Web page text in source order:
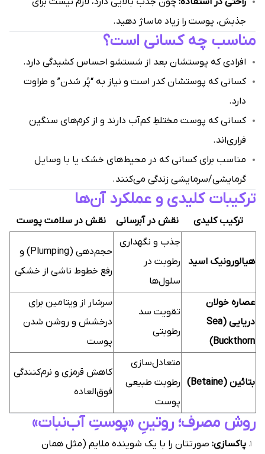
جذبش، پوست را زیاد ماساژ دهید.
مناسب چه کسانی است؟
افرادی که پوستشان بعد از شستشو احساس کشیدگی دارد.
کسانی که پوستشان کدر است و نیاز به “پُر شدن” و طراوت
دارد.
کسانی که پوست مختلطِ کم‌آب دارند و از کرم‌های سنگین
فراری‌اند.
مناسب برای کسانی که در محیط‌های خشک یا با وسایل
گرمایشی/سرمایشی زندگی می‌کنند.
ترکیبات کلیدی و عملکرد آن‌ها
ترکیب کلیدی نقش در آبرسانی نقش در سلامت پوست
هیالورونیک اسید
جذب و نگهداری
رطوبت در
سلول‌ها
حجم‌دهی (Plumping) و
رفع خطوط ناشی از خشکی
عصاره خولان
دریایی (Sea
Buckthorn)
تقویت سد
رطوبتی
سرشار از ویتامین برای
درخشش و روشن شدن
پوست
بتائین (Betaine)
متعادل‌سازی
رطوبت طبیعی
پوست
کاهش قرمزی و نرم‌کنندگی
فوق‌العاده
روش مصرف؛ روتینِ «پوستِ آب‌نبات»
پاکسازی: صورتتان را با یک شوینده ملایم (مثل همان